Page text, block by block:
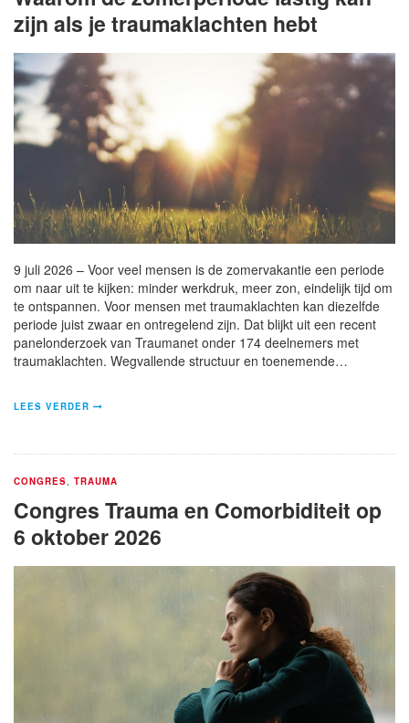
zijn als je traumaklachten hebt
9 juli 2026 – Voor veel mensen is de zomervakantie een periode
om naar uit te kijken: minder werkdruk, meer zon, eindelijk tijd om
te ontspannen. Voor mensen met traumaklachten kan diezelfde
periode juist zwaar en ontregelend zijn. Dat blijkt uit een recent
panelonderzoek van Traumanet onder 174 deelnemers met
traumaklachten. Wegvallende structuur en toenemende…
LEES VERDER
CONGRES TRAUMA
Congres Trauma en Comorbiditeit op
6 oktober 2026